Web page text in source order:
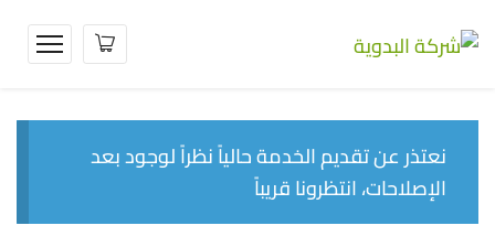
نعتذر عن تقديم الخدمة حالياً نظراً لوجود بعد
الإصلاحات، انتظرونا قريباً